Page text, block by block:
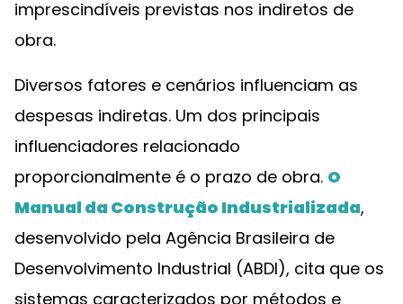
imprescindíveis previstas nos indiretos de
obra.
Diversos fatores e cenários influenciam as
despesas indiretas. Um dos principais
influenciadores relacionado
proporcionalmente é o prazo de obra. O
Manual da Construção Industrializada,
desenvolvido pela Agência Brasileira de
Desenvolvimento Industrial (ABDI), cita que os
sistemas caracterizados por métodos e